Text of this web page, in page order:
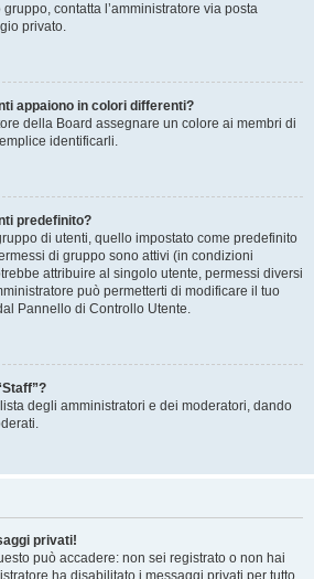
contatta l’amministratore via posta
privato.
appaiono in colori differenti?
della Board assegnare un colore ai membri di
identificarli.
predefinito?
di utenti, quello impostato come predefinito
di gruppo sono attivi (in condizioni
attribuire al singolo utente, permessi diversi
può permetterti di modificare il tuo
Pannello di Controllo Utente.
degli amministratori e dei moderatori, dando
privati!
può accadere: non sei registrato o non hai
ha disabilitato i messaggi privati per tutto